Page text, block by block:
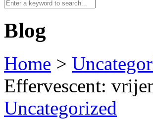
Blog
Home >
Effervescent:
Uncategorized